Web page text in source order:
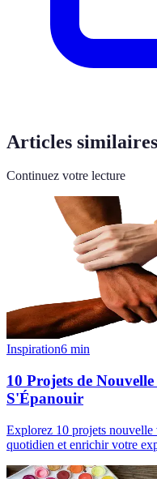
Articles similaires
Continuez votre lecture
Inspiration6 min
10 Projets de
S'Épanouir
Explorez 10 projets
quotidien et enrichir votre